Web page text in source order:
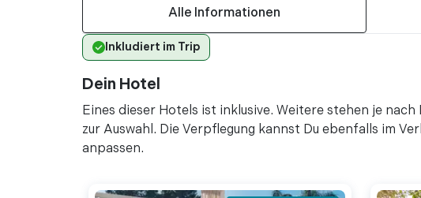
"Sehr eindrucksvoll ,
Dornenkrone errichteten
•vor 2 Jahren
Alle Informationen
Inkludiert im Trip
Dein Hotel
Eines dieser Hotels ist inklusive. Weitere stehen je
zur Auswahl. Die Verpflegung kannst Du ebenfalls im
anpassen.